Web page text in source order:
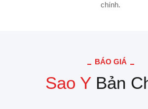
chính.
BÁO GIÁ
Sao YBản